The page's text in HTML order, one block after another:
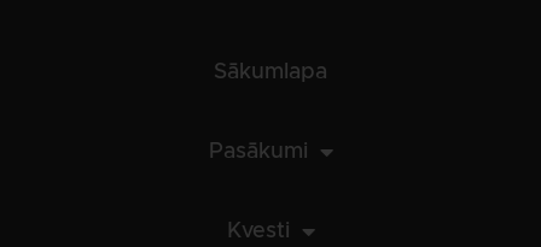
Sākumlapa
Pasākumi
Kvesti